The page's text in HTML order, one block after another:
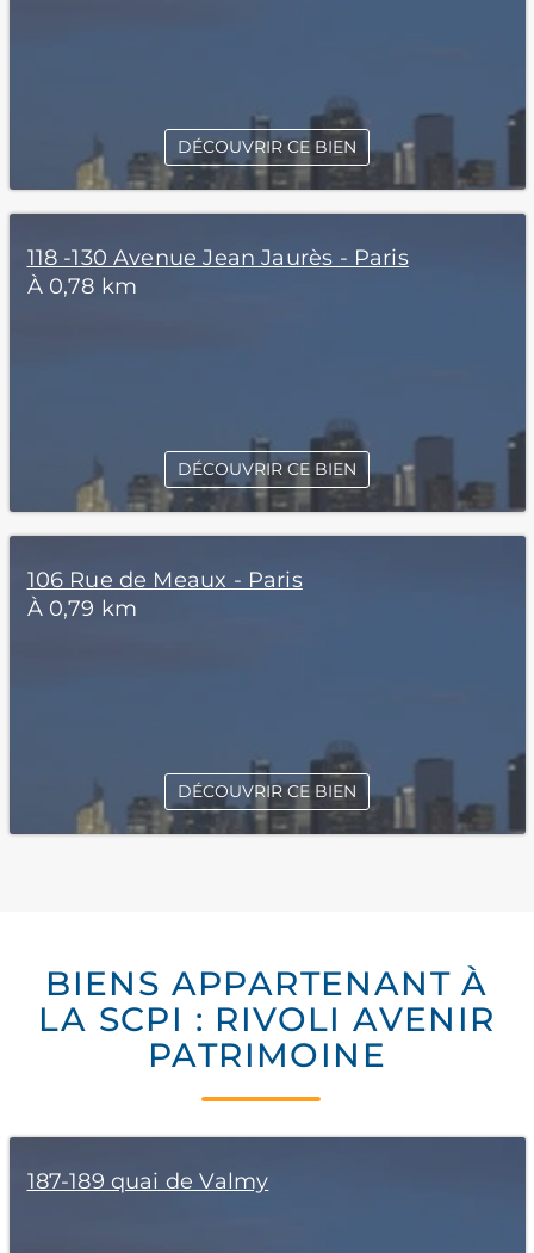
DÉCOUVRIR CE BIEN
118 -130 Avenue Jean Jaurès - Paris
À 0,78 km
DÉCOUVRIR CE BIEN
106 Rue de Meaux - Paris
À 0,79 km
DÉCOUVRIR CE BIEN
BIENS APPARTENANT À
LA SCPI : RIVOLI AVENIR
PATRIMOINE
187-189 quai de Valmy